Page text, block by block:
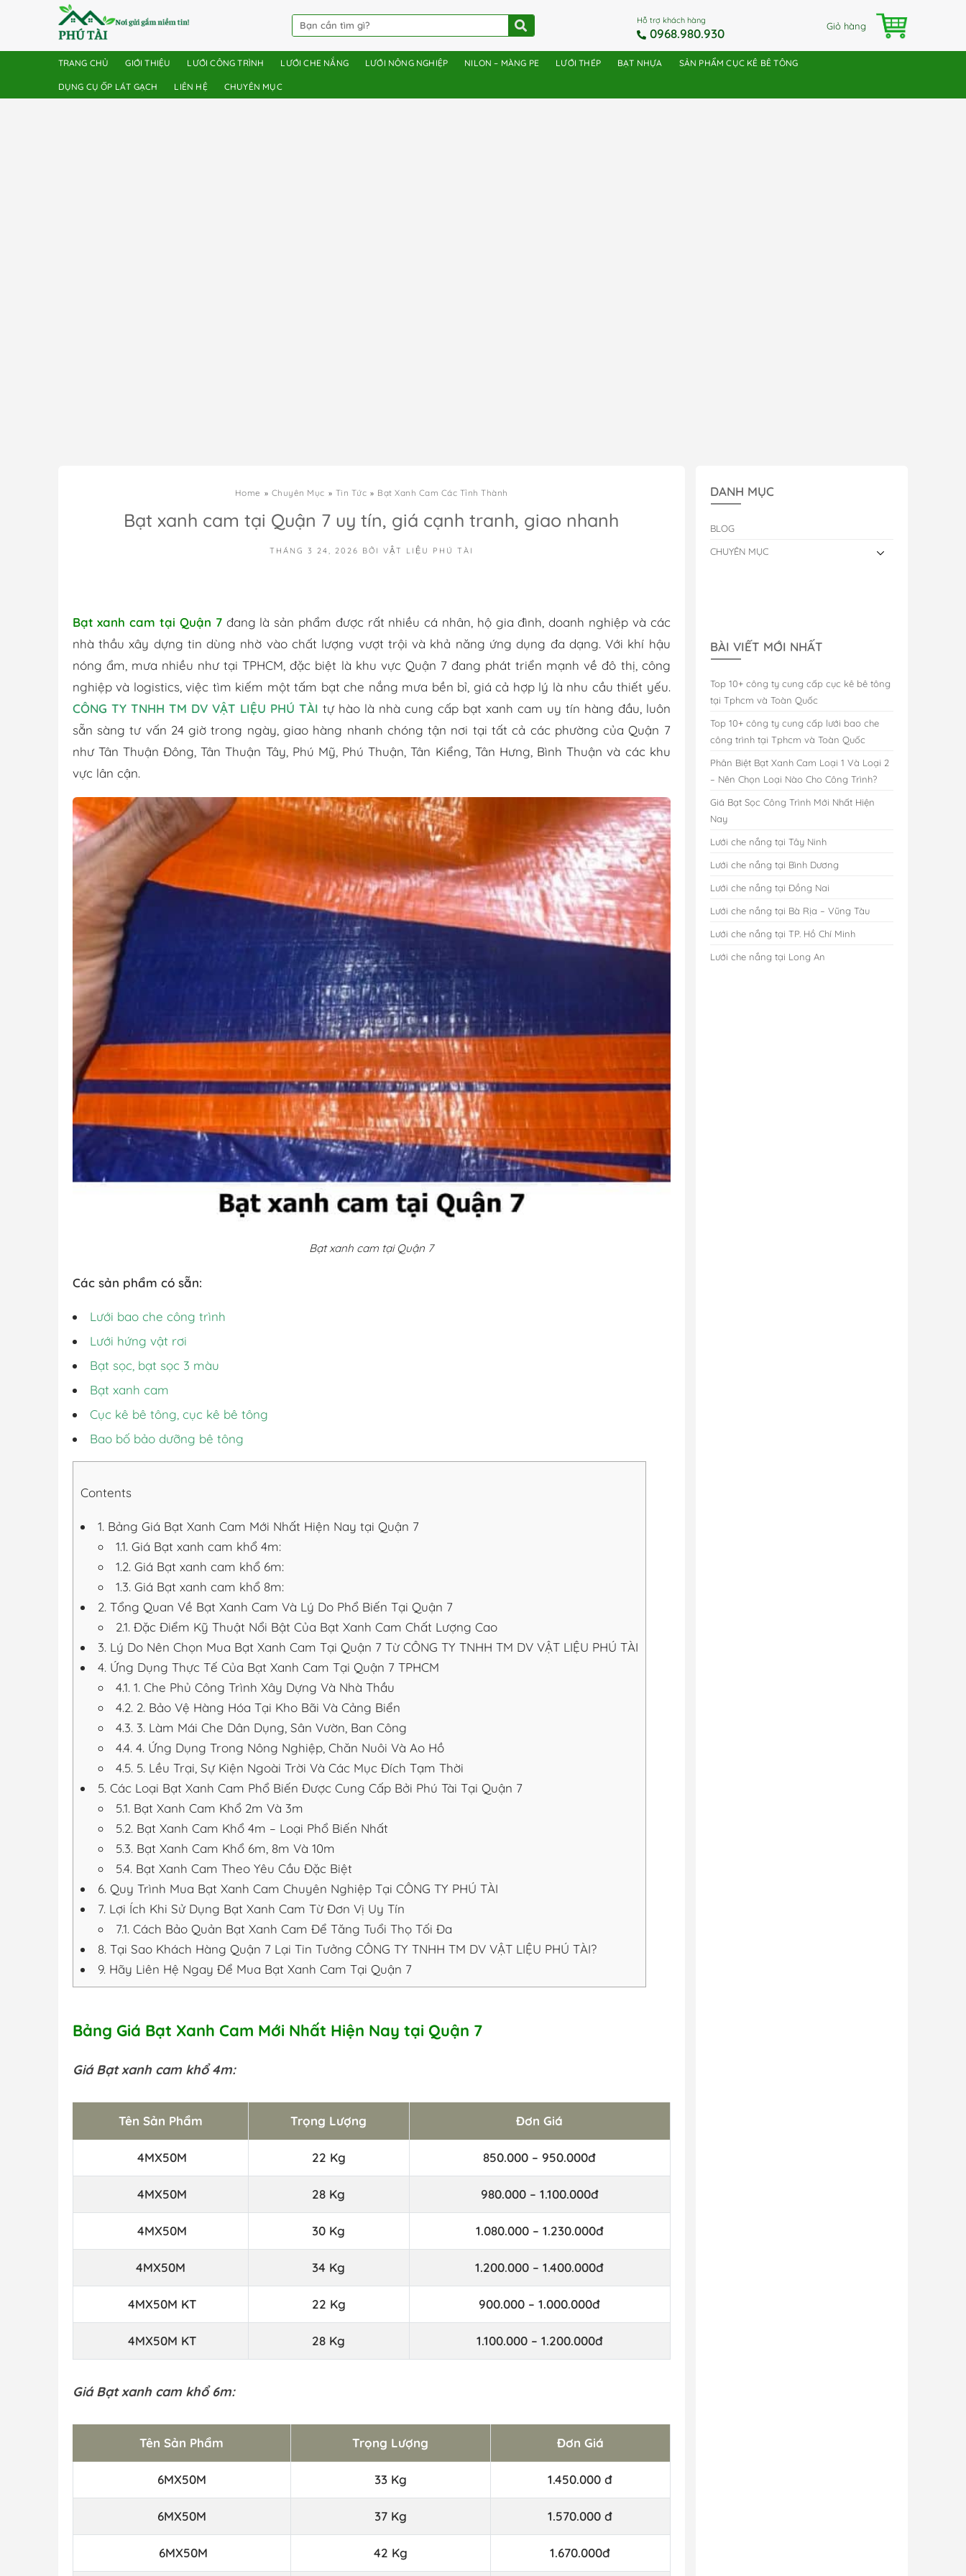
Hỗ trợ khách hàng
0968.980.930 Giỏ hàng
TRANG CHỦ GIỚI THIỆU LƯỚI CÔNG TRÌNH LƯỚI CHE NẮNG LƯỚI NÔNG NGHIỆP NILON – MÀNG PE LƯỚI THÉP BẠT NHỰA SẢN PHẨM CỤC KÊ BÊ TÔNG
DỤNG CỤ ỐP LÁT GẠCH LIÊN HỆ CHUYÊN MỤC
Home Chuyên Mục Tin Tức Bạt Xanh Cam Các Tỉnh Thành
Bạt xanh cam tại Quận 7 uy tín, giá cạnh tranh, giao nhanh
THÁNG 3 24, 2026 BỞI VẬT LIỆU PHÚ TÀI
Bạt xanh cam tại Quận 7 đang là sản phẩm được rất nhiều cá nhân, hộ gia đình, doanh nghiệp và các
nhà thầu xây dựng tin dùng nhờ vào chất lượng vượt trội và khả năng ứng dụng đa dạng. Với khí hậu
nóng ẩm, mưa nhiều như tại TPHCM, đặc biệt là khu vực Quận 7 đang phát triển mạnh về đô thị, công
nghiệp và logistics, việc tìm kiếm một tấm bạt che nắng mưa bền bỉ, giá cả hợp lý là nhu cầu thiết yếu.
CÔNG TY TNHH TM DV VẬT LIỆU PHÚ TÀI tự hào là nhà cung cấp bạt xanh cam uy tín hàng đầu, luôn
sẵn sàng tư vấn 24 giờ trong ngày, giao hàng nhanh chóng tận nơi tại tất cả các phường của Quận 7
như Tân Thuận Đông, Tân Thuận Tây, Phú Mỹ, Phú Thuận, Tân Kiểng, Tân Hưng, Bình Thuận và các khu
vực lân cận.
Bạt xanh cam tại Quận 7
Các sản phẩm có sẵn:
Lưới bao che công trình
Lưới hứng vật rơi
Bạt sọc, bạt sọc 3 màu
Bạt xanh cam
Cục kê bê tông, cục kê bê tông
Bao bố bảo dưỡng bê tông
Contents
1. Bảng Giá Bạt Xanh Cam Mới Nhất Hiện Nay tại Quận 7
1.1. Giá Bạt xanh cam khổ 4m:
1.2. Giá Bạt xanh cam khổ 6m:
1.3. Giá Bạt xanh cam khổ 8m:
2. Tổng Quan Về Bạt Xanh Cam Và Lý Do Phổ Biến Tại Quận 7
2.1. Đặc Điểm Kỹ Thuật Nổi Bật Của Bạt Xanh Cam Chất Lượng Cao
3. Lý Do Nên Chọn Mua Bạt Xanh Cam Tại Quận 7 Từ CÔNG TY TNHH TM DV VẬT LIỆU PHÚ TÀI
4. Ứng Dụng Thực Tế Của Bạt Xanh Cam Tại Quận 7 TPHCM
4.1. 1. Che Phủ Công Trình Xây Dựng Và Nhà Thầu
4.2. 2. Bảo Vệ Hàng Hóa Tại Kho Bãi Và Cảng Biển
4.3. 3. Làm Mái Che Dân Dụng, Sân Vườn, Ban Công
4.4. 4. Ứng Dụng Trong Nông Nghiệp, Chăn Nuôi Và Ao Hồ
4.5. 5. Lều Trại, Sự Kiện Ngoài Trời Và Các Mục Đích Tạm Thời
5. Các Loại Bạt Xanh Cam Phổ Biến Được Cung Cấp Bởi Phú Tài Tại Quận 7
5.1. Bạt Xanh Cam Khổ 2m Và 3m
5.2. Bạt Xanh Cam Khổ 4m – Loại Phổ Biến Nhất
5.3. Bạt Xanh Cam Khổ 6m, 8m Và 10m
5.4. Bạt Xanh Cam Theo Yêu Cầu Đặc Biệt
6. Quy Trình Mua Bạt Xanh Cam Chuyên Nghiệp Tại CÔNG TY PHÚ TÀI
7. Lợi Ích Khi Sử Dụng Bạt Xanh Cam Từ Đơn Vị Uy Tín
7.1. Cách Bảo Quản Bạt Xanh Cam Để Tăng Tuổi Thọ Tối Đa
8. Tại Sao Khách Hàng Quận 7 Lại Tin Tưởng CÔNG TY TNHH TM DV VẬT LIỆU PHÚ TÀI?
9. Hãy Liên Hệ Ngay Để Mua Bạt Xanh Cam Tại Quận 7
Bảng Giá Bạt Xanh Cam Mới Nhất Hiện Nay tại Quận 7
Giá Bạt xanh cam khổ 4m:
Tên Sản Phẩm Trọng Lượng Đơn Giá
4MX50M 22 Kg 850.000 – 950.000đ
4MX50M 28 Kg 980.000 – 1.100.000đ
4MX50M 30 Kg 1.080.000 – 1.230.000đ
4MX50M 34 Kg 1.200.000 – 1.400.000đ
4MX50M KT 22 Kg 900.000 – 1.000.000đ
4MX50M KT 28 Kg 1.100.000 – 1.200.000đ
Giá Bạt xanh cam khổ 6m:
Tên Sản Phẩm Trọng Lượng Đơn Giá
6MX50M 33 Kg 1.450.000 đ
6MX50M 37 Kg 1.570.000 đ
6MX50M 42 Kg 1.670.000đ
DANH MỤC
BLOG
CHUYÊN MỤC
BÀI VIẾT MỚI NHẤT
Top 10+ công ty cung cấp cục kê bê tông
tại Tphcm và Toàn Quốc
Top 10+ công ty cung cấp lưới bao che
công trình tại Tphcm và Toàn Quốc
Phân Biệt Bạt Xanh Cam Loại 1 Và Loại 2
– Nên Chọn Loại Nào Cho Công Trình?
Giá Bạt Sọc Công Trình Mới Nhất Hiện
Nay
Lưới che nắng tại Tây Ninh
Lưới che nắng tại Bình Dương
Lưới che nắng tại Đồng Nai
Lưới che nắng tại Bà Rịa – Vũng Tàu
Lưới che nắng tại TP. Hồ Chí Minh
Lưới che nắng tại Long An